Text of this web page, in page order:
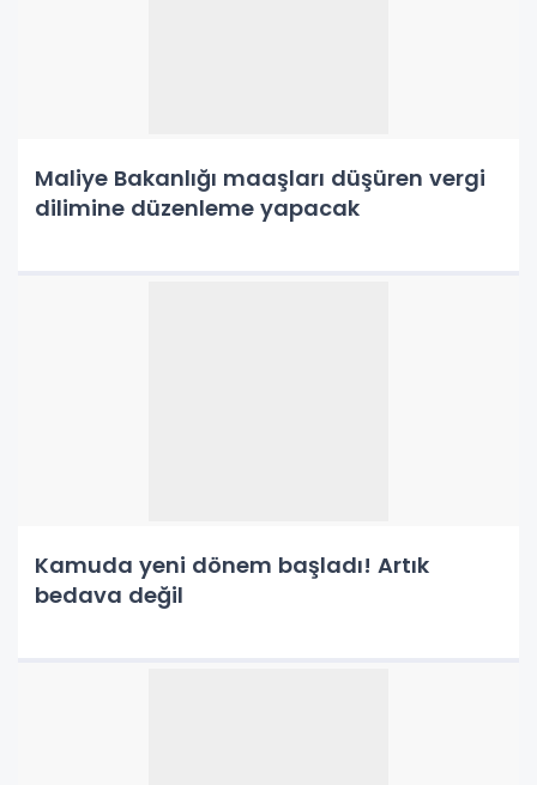
Maliye Bakanlığı maaşları düşüren vergi
dilimine düzenleme yapacak
Kamuda yeni dönem başladı! Artık
bedava değil